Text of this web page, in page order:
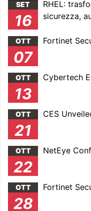
SET
16
RHEL:
sicurezza,
OTT
07
Fortinet
OTT
13
Cybertech
OTT
21
CES
OTT
22
NetEye
OTT
28
Fortinet